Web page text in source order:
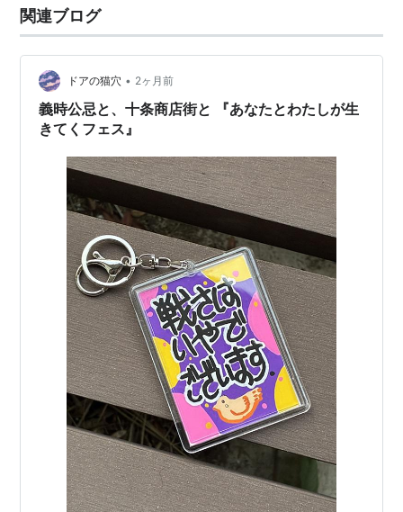
関連ブログ
ドアの猫穴 • 2ヶ月前
義時公忌と、十条商店街と 『あなたとわたしが生
きてくフェス』